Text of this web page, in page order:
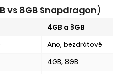
vs 8GB Snapdragon)
4GB a 8GB
Ano, bezdrátové
4GB, 8GB